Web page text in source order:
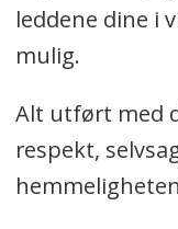
leddene dine i
mulig.
Alt utført med
respekt,